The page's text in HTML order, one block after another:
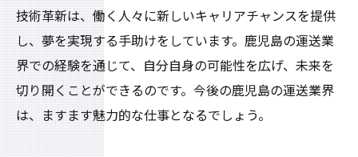
技術革新は、働く人々に新しいキャリアチャンスを提供
し、夢を実現する手助けをしています。鹿児島の運送業
界での経験を通じて、自分自身の可能性を広げ、未来を
切り開くことができるのです。今後の鹿児島の運送業界
は、ますます魅力的な仕事となるでしょう。